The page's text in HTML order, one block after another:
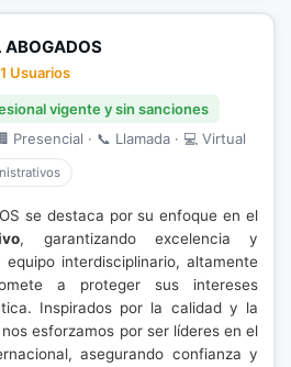
Usuarios
vigente y sin sanciones
Presencial · 📞 Llamada · 💻 Virtual
se destaca por su enfoque en el
, garantizando excelencia y
interdisciplinario, altamente
a proteger sus intereses
Inspirados por la calidad y la
esforzamos por ser líderes en el
asegurando confianza y